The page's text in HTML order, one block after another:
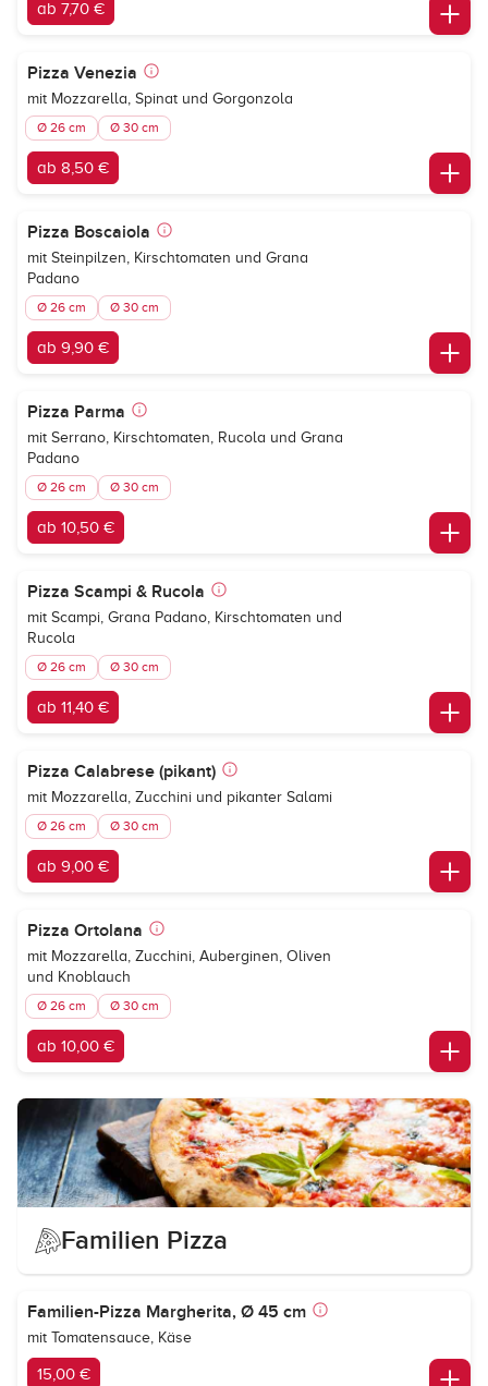
ab 7,70 €
Pizza Venezia
mit Mozzarella, Spinat und Gorgonzola
Ø 26 cm Ø 30 cm
ab 8,50 €
Pizza Boscaiola
mit Steinpilzen, Kirschtomaten und Grana
Padano
Ø 26 cm Ø 30 cm
ab 9,90 €
Pizza Parma
mit Serrano, Kirschtomaten, Rucola und Grana
Padano
Ø 26 cm Ø 30 cm
ab 10,50 €
Pizza Scampi & Rucola
mit Scampi, Grana Padano, Kirschtomaten und
Rucola
Ø 26 cm Ø 30 cm
ab 11,40 €
Pizza Calabrese (pikant)
mit Mozzarella, Zucchini und pikanter Salami
Ø 26 cm Ø 30 cm
ab 9,00 €
Pizza Ortolana
mit Mozzarella, Zucchini, Auberginen, Oliven
und Knoblauch
Ø 26 cm Ø 30 cm
ab 10,00 €
Familien Pizza
Familien-Pizza Margherita, Ø 45 cm
mit Tomatensauce, Käse
15,00 €